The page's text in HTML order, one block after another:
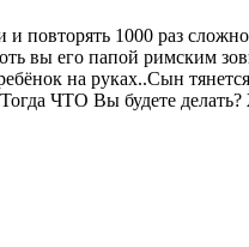
1000 раз
вы его папой римским
на руках..Сын
ЧТО Вы будете